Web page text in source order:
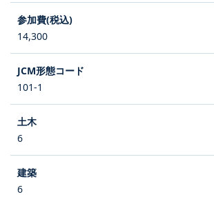
14,300
101-1
6
6